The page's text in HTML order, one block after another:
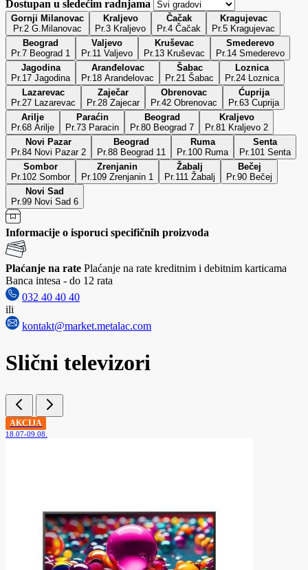
Dostupan u sledećim radnjama
Gornji Milanovac
Pr.2 G.Milanovac
Kraljevo
Pr.3 Kraljevo
Čačak
Pr.4 Čačak
Kragujevac
Pr.5 Kragujevac
Beograd
Pr.7 Beograd 1
Valjevo
Pr.11 Valjevo
Kruševac
Pr.13 Kruševac
Smederevo
Pr.14 Smederevo
Jagodina
Pr.17 Jagodina
Aranđelovac
Pr.18 Arandelovac
Šabac
Pr.21 Šabac
Loznica
Pr.24 Loznica
Lazarevac
Pr.27 Lazarevac
Zaječar
Pr.28 Zajecar
Obrenovac
Pr.42 Obrenovac
Ćuprija
Pr.63 Cuprija
Arilje
Pr.68 Arilje
Paraćin
Pr.73 Paracin
Beograd
Pr.80 Beograd 7
Kraljevo
Pr.81 Kraljevo 2
Novi Pazar
Pr.84 Novi Pazar 2
Beograd
Pr.88 Beograd 11
Ruma
Pr.100 Ruma
Senta
Pr.101 Senta
Sombor
Pr.102 Sombor
Zrenjanin
Pr.109 Zrenjanin 1
Žabalj
Pr.111 Žabalj
Bečej
Pr.90 Bečej
Novi Sad
Pr.99 Novi Sad 6
Informacije o isporuci specifičnih proizvoda
Plaćanje na rate Plaćanje na rate kreditnim i debitnim karticama
Banca intesa - do 12 rata
032 40 40 40
ili
kontakt@market.metalac.com
Slični televizori
AKCIJA
18.07-09.08.